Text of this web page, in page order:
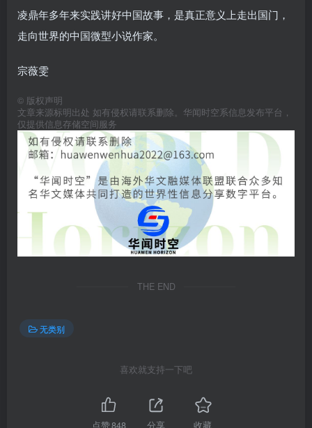
凌鼎年多年来实践讲好中国故事，是真正意义上走出国门，
走向世界的中国微型小说作家。
宗薇雯
© 版权声明
文章来源标明出处 如有侵权请联系删除。华闻时空系信息发布平台，
仅提供信息存储空间服务
THE END
无类别
喜欢就支持一下吧
点赞848 分享 收藏